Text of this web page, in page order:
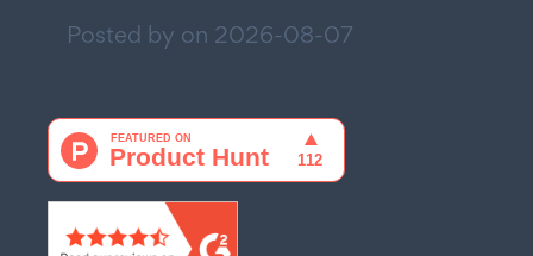
Posted by on 2026-08-07